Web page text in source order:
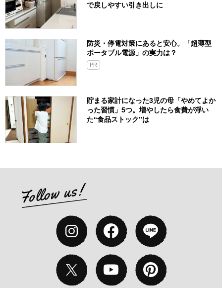
で戻しやすい引き出しに
防災・停電対策にあると安心。「超薄型
ポータブル電源」の実力は？​
PR
貯まる家計になった3児の母「やめてよか
った習慣」5つ。増やしたら食費が浮い
た“食品ストック”は